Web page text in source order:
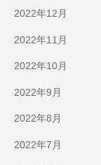
2022年12月
2022年11月
2022年10月
2022年9月
2022年8月
2022年7月